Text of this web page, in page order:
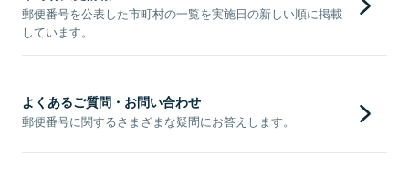
郵便番号を公表した市町村の一覧を実施日の新しい順に掲載
しています。
よくあるご質問・お問い合わせ
郵便番号に関するさまざまな疑問にお答えします。